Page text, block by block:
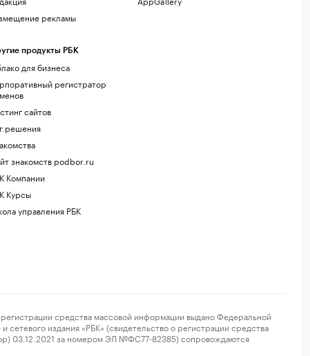
рекламы
продукты РБК
для бизнеса
регистратор
сайтов
знакомств podbor.ru
Компании
Курсы
управления РБК
средства массовой информации выдано Федеральной
издания «РБК» (свидетельство о регистрации средства
03.12.2021 за номером ЭЛ №ФС77-82385) сопровождаются